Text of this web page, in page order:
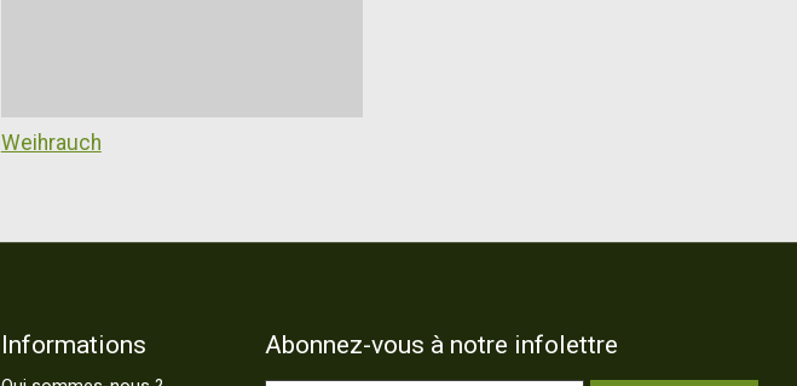
Weihrauch
Informations Abonnez-vous à notre infolettre